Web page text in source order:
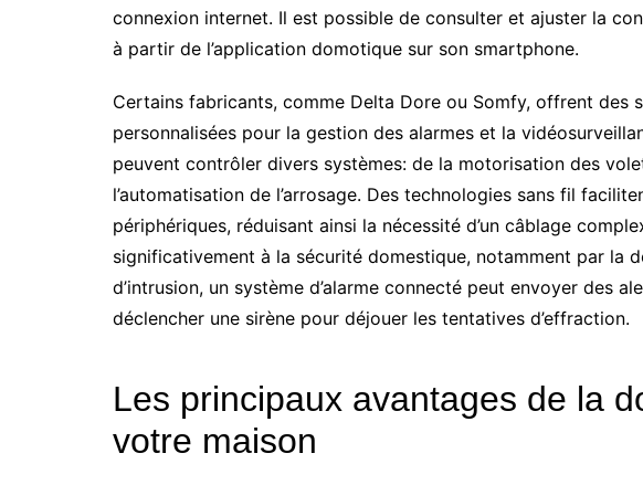
connexion internet. Il est possible de consulter et ajuster la
à partir de l’application domotique sur son smartphone.
Certains fabricants, comme Delta Dore ou Somfy, offrent des
personnalisées pour la gestion des alarmes et la
peuvent contrôler divers systèmes: de la motorisation des
l’automatisation de l’arrosage. Des technologies sans fil
périphériques, réduisant ainsi la nécessité d’un câblage
significativement à la sécurité domestique, notamment par la
d’intrusion, un système d’alarme connecté peut envoyer des
déclencher une sirène pour déjouer les tentatives d’effraction.
Les principaux avantages de la
votre maison